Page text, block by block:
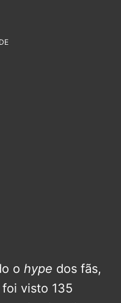
o hype dos fãs,
visto 135